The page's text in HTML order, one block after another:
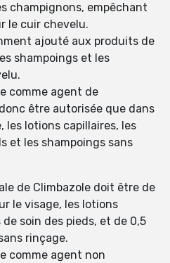
champignons, empêchant
le cuir chevelu.
ajouté aux produits de
shampoings et les
comme agent de
être autorisée que dans
les lotions capillaires, les
et les shampoings sans
de Climbazole doit être de
le visage, les lotions
soin des pieds, et de 0,5
rinçage.
comme agent non